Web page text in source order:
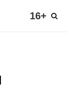
16+